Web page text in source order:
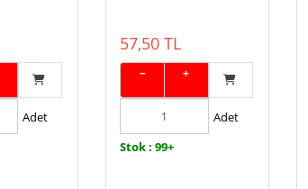
Adet
57,50 TL
− +
Adet
Stok : 99+